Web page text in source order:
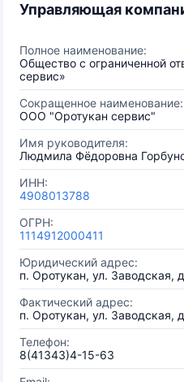
Управляющая
Полное наименование:
Общество с ограниченной
сервис»
Сокращенное наименование:
ООО "Оротукан сервис"
Имя руководителя:
Людмила Фёдоровна
ИНН:
4908013788
ОГРН:
1114912000411
Юридический адрес:
п. Оротукан, ул. Заводская,
Фактический адрес:
п. Оротукан, ул. Заводская,
Телефон:
8(41343)4-15-63